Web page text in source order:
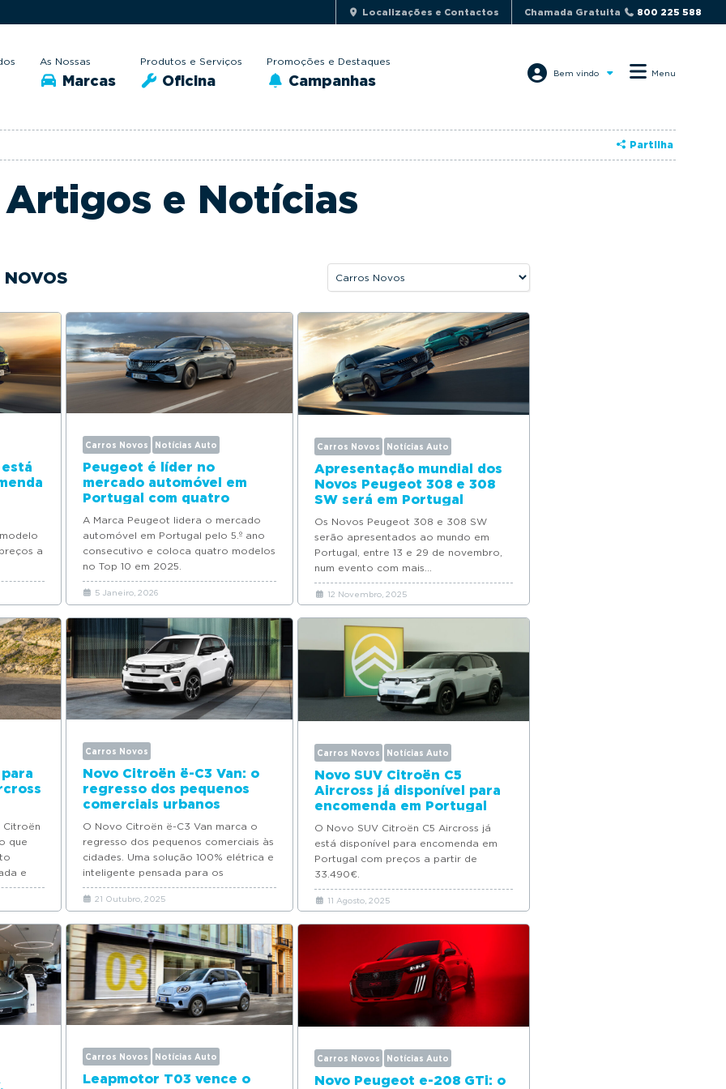
Localizações e Contactos Chamada Gratuita 800 225 588
As Nossas
Marcas
Produtos e Serviços
Oficina
Promoções e Destaques
Campanhas Bem vindo Menu
Partilha
Artigos e Notícias
NOVOS
a
Carros Novos Notícias Auto
Peugeot é líder no
mercado automóvel em
Portugal com quatro
modelos no Top 10 de
vendas em 2025
A Marca Peugeot lidera o mercado
automóvel em Portugal pelo 5.º ano
consecutivo e coloca quatro modelos
no Top 10 em 2025.
5 Janeiro, 2026
Carros Novos Notícias Auto
Apresentação mundial dos
Novos Peugeot 308 e 308
SW será em Portugal
Os Novos Peugeot 308 e 308 SW
serão apresentados ao mundo em
Portugal, entre 13 e 29 de novembro,
num evento com mais...
12 Novembro, 2025
que
e
Carros Novos
Novo Citroën ë-C3 Van: o
regresso dos pequenos
comerciais urbanos
O Novo Citroën ë-C3 Van marca o
regresso dos pequenos comerciais às
cidades. Uma solução 100% elétrica e
inteligente pensada para os
profissionais...
21 Outubro, 2025
Carros Novos Notícias Auto
Novo SUV Citroën C5
Aircross já disponível para
encomenda em Portugal
O Novo SUV Citroën C5 Aircross já
está disponível para encomenda em
Portugal com preços a partir de
33.490€.
11 Agosto, 2025
Carros Novos Notícias Auto
Leapmotor T03 vence o
Carros Novos Notícias Auto
Novo Peugeot e-208 GTi: o